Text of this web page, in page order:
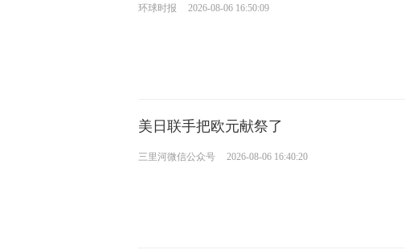
环球时报 2026-08-06 16:50:09
美日联手把欧元献祭了
三里河微信公众号 2026-08-06 16:40:20